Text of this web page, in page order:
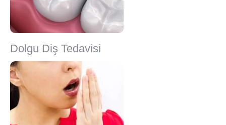
Dolgu Diş Tedavisi